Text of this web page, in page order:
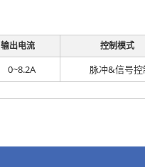
输出电流 控制模式
0~8.2A 脉冲&信号控